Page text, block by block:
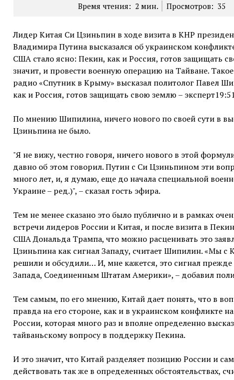
Время чтения: 2 мин. Просмотров: 35
Лидер Китая Си Цзиньпин в ходе визита в КНР
Владимира Путина высказался об украинском
США стало ясно: Пекин, как и Россия, готов защищать
значит, и провести военную операцию на Тайване.
радио «Спутник в Крыму» высказал политолог Павел
как и Россия, готов защищать свою землю – эксперт19:51
По мнению Шипилина, ничего нового по своей сути в
Цзиньпина не было.
"Я не вижу, честно говоря, ничего нового в этой
давно об этом говорил. Путин с Си Цзиньпином эти
много лет, и, я думаю, еще до начала специальной
Украине – ред.)", – сказал гость эфира.
Тем не менее сказано это было публично и в рамках
встречи лидеров России и Китая, и после визита в
США Дональда Трампа, что можно расценивать это
Цзиньпина как сигнал Западу, считает Шипилин. «Мы с
решили и обсудили… И, мне кажется, это сигнал прежде
Запада, Соединенным Штатам Америки», – добавил
Тем самым, по его мнению, Китай дает понять, что в
правда на его стороне, как и в украинском конфликте
России, которая много раз и вполне определенно
тайваньскому вопросу в поддержку Пекина.
И это значит, что Китай разделяет позицию России и
действовать так же в определенных обстоятельствах,